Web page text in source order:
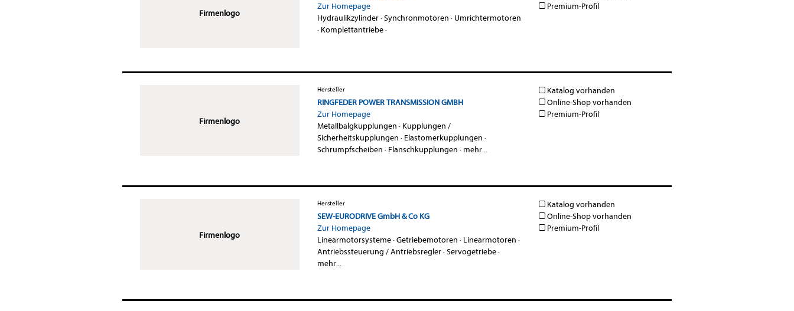
Firmenlogo
Zur Homepage
Hydraulikzylinder·Synchronmotoren · Umrichtermotoren
· Komplettantriebe·
Premium-Profil
Firmenlogo
Hersteller
RINGFEDER POWER TRANSMISSION GMBH
Zur Homepage
Metallbalgkupplungen · Kupplungen /
Sicherheitskupplungen · Elastomerkupplungen ·
Schrumpfscheiben · Flanschkupplungen · mehr...
Katalog vorhanden
Online-Shop vorhanden
Premium-Profil
Firmenlogo
Hersteller
SEW-EURODRIVE GmbH & Co KG
Zur Homepage
Linearmotorsysteme·Getriebemotoren · Linearmotoren ·
Antriebssteuerung / Antriebsregler·Servogetriebe·
mehr...
Katalog vorhanden
Online-Shop vorhanden
Premium-Profil